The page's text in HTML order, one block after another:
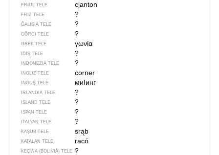
FRIUL TELE cjanton
FRIZ TELE ?
ĞALISIÄ TELE ?
GÖRCI TELE ?
GREK TELE γωνία
IDIŞ TELE ?
INDONEZIÄ TELE ?
INGLIZ TELE corner
INGUŞ TELE миIинг
IRLANDIÄ TELE ?
ISLAND TELE ?
ISPAN TELE ?
ITALYAN TELE ?
KAŞUB TELE srąb
KATALAN TELE racó
KEÇWA (BOLIVIÄ) TELE ?